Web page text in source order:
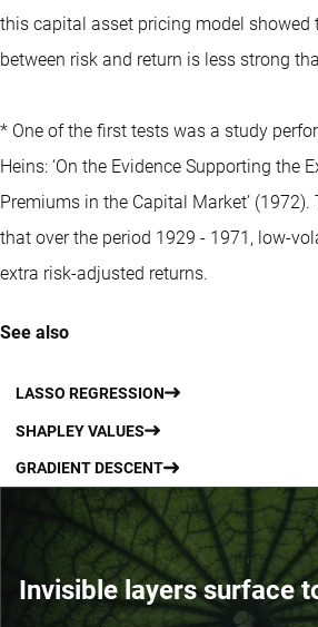
this capital asset pricing model showed
between risk and return is less strong
* One of the first tests was a study
Heins: ‘On the Evidence Supporting the
Premiums in the Capital Market’
that over the period 1929 - 1971, low-
extra risk-adjusted returns.
See also
LASSO REGRESSION
SHAPLEY VALUES
GRADIENT DESCENT
Invisible layers surface